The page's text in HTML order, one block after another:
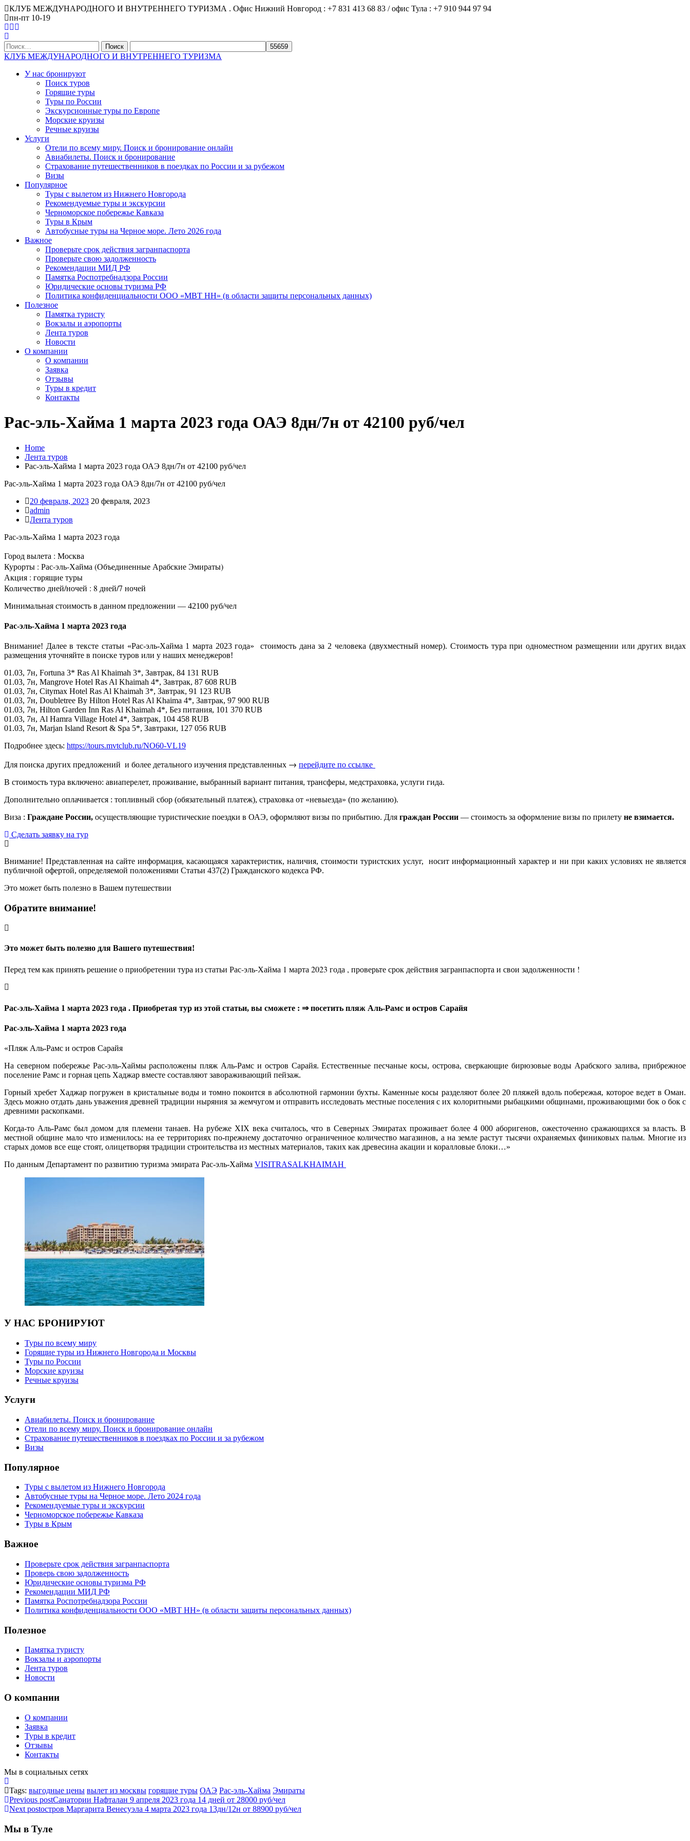
КЛУБ МЕЖДУНАРОДНОГО И ВНУТРЕННЕГО ТУРИЗМА . Офис Нижний Новгород : +7 831 413 68 83 / офис Тула : +7 910 944 97 94
пн-пт 10-19
Найти:
КЛУБ МЕЖДУНАРОДНОГО И ВНУТРЕННЕГО ТУРИЗМА
У нас бронируют
Поиск туров
Горящие туры
Туры по России
Экскурсионные туры по Европе
Морские круизы
Речные круизы
Услуги
Отели по всему миру. Поиск и бронирование онлайн
Авиабилеты. Поиск и бронирование
Страхование путешественников в поездках по России и за рубежом
Визы
Популярное
Туры с вылетом из Нижнего Новгорода
Рекомендуемые туры и экскурсии
Черноморское побережье Кавказа
Туры в Крым
Автобусные туры на Черное море. Лето 2026 года
Важное
Проверьте срок действия загранпаспорта
Проверьте свою задолженность
Рекомендации МИД РФ
Памятка Роспотребнадзора России
Юридические основы туризма РФ
Политика конфиденциальности ООО «МВТ НН» (в области защиты персональных данных)
Полезное
Памятка туристу
Вокзалы и аэропорты
Лента туров
Новости
О компании
О компании
Заявка
Отзывы
Туры в кредит
Контакты
Рас-эль-Хайма 1 марта 2023 года ОАЭ 8дн/7н от 42100 руб/чел
Home
Лента туров
Рас-эль-Хайма 1 марта 2023 года ОАЭ 8дн/7н от 42100 руб/чел
Рас-эль-Хайма 1 марта 2023 года ОАЭ 8дн/7н от 42100 руб/чел
20 февраля, 2023 20 февраля, 2023
admin
Лента туров
Рас-эль-Хайма 1 марта 2023 года
Город вылета : Москва
Курорты : Рас-эль-Хайма (Объединенные Арабские Эмираты)
Акция : горящие туры
Количество дней/ночей : 8 дней/7 ночей
Минимальная стоимость в данном предложении — 42100 руб/чел
Рас-эль-Хайма 1 марта 2023 года
Внимание! Далее в тексте статьи «Рас-эль-Хайма 1 марта 2023 года» стоимость дана за 2 человека (двухместный номер). Стоимость тура при одноместном размещении или других видах
размещения уточняйте в поиске туров или у наших менеджеров!
01.03, 7н, Fortuna 3* Ras Al Khaimah 3*, Завтрак, 84 131 RUB
01.03, 7н, Mangrove Hotel Ras Al Khaimah 4*, Завтрак, 87 608 RUB
01.03, 7н, Citymax Hotel Ras Al Khaimah 3*, Завтрак, 91 123 RUB
01.03, 7н, Doubletree By Hilton Hotel Ras Al Khaima 4*, Завтрак, 97 900 RUB
01.03, 7н, Hilton Garden Inn Ras Al Khaimah 4*, Без питания, 101 370 RUB
01.03, 7н, Al Hamra Village Hotel 4*, Завтрак, 104 458 RUB
01.03, 7н, Marjan Island Resort & Spa 5*, Завтраки, 127 056 RUB
Подробнее здесь: https://tours.mvtclub.ru/NO60-VL19
Для поиска других предложений  и более детального изучения представленных → перейдите по ссылке
В стоимость тура включено: авиаперелет, проживание, выбранный вариант питания, трансферы, медстраховка, услуги гида.
Дополнительно оплачивается : топливный сбор (обязательный платеж), страховка от «невыезда» (по желанию).
Виза : Граждане России, осуществляющие туристические поездки в ОАЭ, оформляют визы по прибытию. Для граждан России — стоимость за оформление визы по прилету не взимается.
Сделать заявку на тур
Внимание! Представленная на сайте информация, касающаяся характеристик, наличия, стоимости туристских услуг, носит информационный характер и ни при каких условиях не является
публичной офертой, определяемой положениями Статьи 437(2) Гражданского кодекса РФ.
Это может быть полезно в Вашем путешествии
Обратите внимание!
Это может быть полезно для Вашего путешествия!
Перед тем как принять решение о приобретении тура из статьи Рас-эль-Хайма 1 марта 2023 года , проверьте срок действия загранпаспорта и свои задолженности !
Рас-эль-Хайма 1 марта 2023 года . Приобретая тур из этой статьи, вы сможете : ⇒ посетить пляж Аль-Рамс и остров Сарайя
Рас-эль-Хайма 1 марта 2023 года
«Пляж Аль-Рамс и остров Сарайя
На северном побережье Рас-эль-Хаймы расположены пляж Аль-Рамс и остров Сарайя. Естественные песчаные косы, острова, сверкающие бирюзовые воды Арабского залива, прибрежное
поселение Рамс и горная цепь Хаджар вместе составляют завораживающий пейзаж.
Горный хребет Хаджар погружен в кристальные воды и томно покоится в абсолютной гармонии бухты. Каменные косы разделяют более 20 пляжей вдоль побережья, которое ведет в Оман.
Здесь можно отдать дань уважения древней традиции ныряния за жемчугом и отправить исследовать местные поселения с их колоритными рыбацкими общинами, проживающими бок о бок с
древними раскопками.
Когда-то Аль-Рамс был домом для племени танаев. На рубеже XIX века считалось, что в Северных Эмиратах проживает более 4 000 аборигенов, ожесточенно сражающихся за власть. В
местной общине мало что изменилось: на ее территориях по-прежнему достаточно ограниченное количество магазинов, а на земле растут тысячи охраняемых финиковых пальм. Многие из
старых домов все еще стоят, олицетворяя традиции строительства из местных материалов, таких как древесина акации и коралловые блоки…»
По данным Департамент по развитию туризма эмирата Рас-эль-Хайма VISITRASALKHAIMAH
У НАС БРОНИРУЮТ
Туры по всему миру
Горящие туры из Нижнего Новгорода и Москвы
Туры по России
Морские круизы
Речные круизы
Услуги
Авиабилеты. Поиск и бронирование
Отели по всему миру. Поиск и бронирование онлайн
Страхование путешественников в поездках по России и за рубежом
Визы
Популярное
Туры с вылетом из Нижнего Новгорода
Автобусные туры на Черное море. Лето 2024 года
Рекомендуемые туры и экскурсии
Черноморское побережье Кавказа
Туры в Крым
Важное
Проверьте срок действия загранпаспорта
Проверь свою задолженность
Юридические основы туризма РФ
Рекомендации МИД РФ
Памятка Роспотребнадзора России
Политика конфиденциальности ООО «МВТ НН» (в области защиты персональных данных)
Полезное
Памятка туристу
Вокзалы и аэропорты
Лента туров
Новости
О компании
О компании
Заявка
Туры в кредит
Отзывы
Контакты
Мы в социальных сетях
Tags: выгодные цены вылет из москвы горящие туры ОАЭ Рас-эль-Хайма Эмираты
Previous postСанатории Нафталан 9 апреля 2023 года 14 дней от 28000 руб/чел
Next postостров Маргарита Венесуэла 4 марта 2023 года 13дн/12н от 88900 руб/чел
Мы в Туле